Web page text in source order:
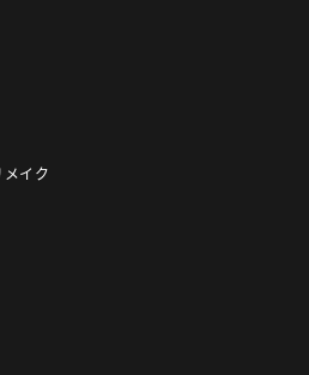
イク